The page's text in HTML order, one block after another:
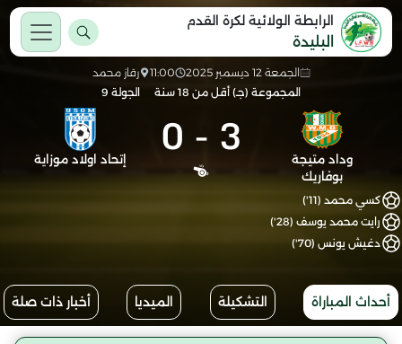
الرابطة الولائية لكرة القدم
البليدة
الجمعة 12 ديسمبر 2025 11:00
رقاز محمد
المجموعة (جـ) أقل من 18 سنة
الجولة 9
وداد متيجة
بوفاريك
3
-
0 إتحاد اولاد موزاية
كسي محمد (11')
رايت محمد يوسف (28')
دغيش يونس (70')
أحداث المباراة التشكيلة الميديا أخبار ذات صلة